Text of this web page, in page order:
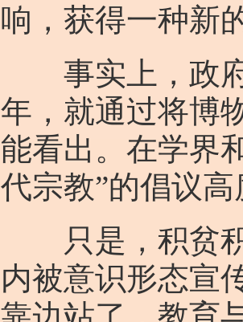
响，获得一种新
事实上，政府
年，就通过将博
能看出。在学界
代宗教”的倡议高
只是，积贫积
内被意识形态宣